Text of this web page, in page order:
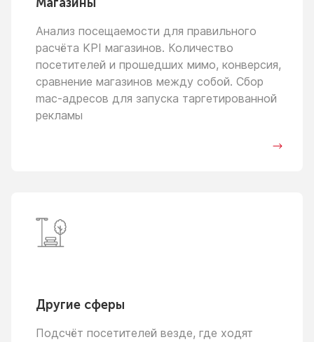
Анализ посещаемости для правильного
расчёта KPI магазинов. Количество
посетителей и прошедших мимо, конверсия,
сравнение магазинов между собой. Сбор
mac-адресов для запуска таргетированной
рекламы
Другие сферы
Подсчёт посетителей везде, где ходят